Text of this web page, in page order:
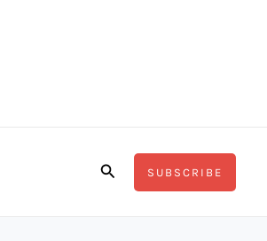
RechercherSUBSCRIBE